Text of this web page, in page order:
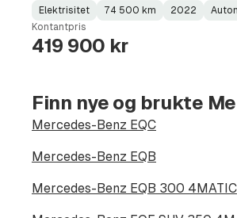
Fuel
Type:
Elektrisitet
Kilometerstand:
74 500 km
Model
Year:
2022
Gearbox
Type:
Kontantpris
419 900 kr
Finn nye og brukte
Mercedes-Benz EQC
Mercedes-Benz EQB
Mercedes-Benz EQB 300 4MATIC